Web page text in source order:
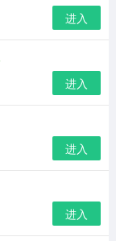
进入
进入
进入
进入